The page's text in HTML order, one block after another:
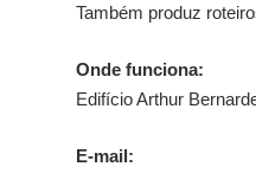
Também produz
Onde funciona:
Edifício Arthur
E-mail: